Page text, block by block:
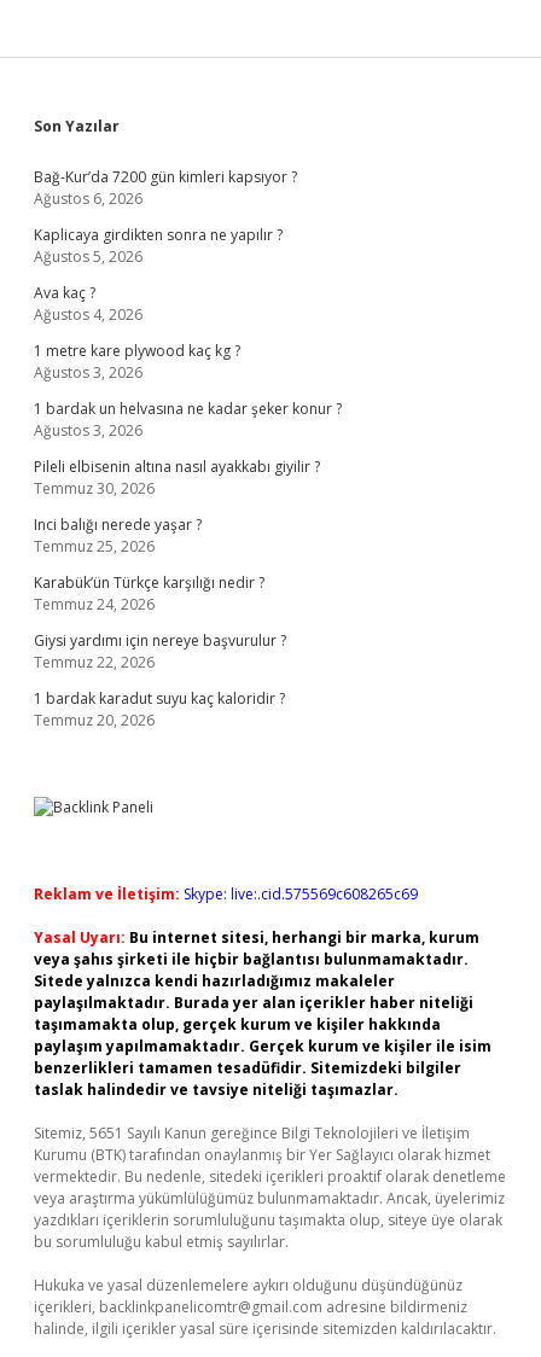
Sidebar
Son Yazılar
Bağ-Kur’da 7200 gün kimleri kapsıyor ?
Ağustos 6, 2026
Kaplicaya girdikten sonra ne yapılır ?
Ağustos 5, 2026
Ava kaç ?
Ağustos 4, 2026
1 metre kare plywood kaç kg ?
Ağustos 3, 2026
1 bardak un helvasına ne kadar şeker konur ?
Ağustos 3, 2026
Pileli elbisenin altına nasıl ayakkabı giyilir ?
Temmuz 30, 2026
Inci balığı nerede yaşar ?
Temmuz 25, 2026
Karabük’ün Türkçe karşılığı nedir ?
Temmuz 24, 2026
Giysi yardımı için nereye başvurulur ?
Temmuz 22, 2026
1 bardak karadut suyu kaç kaloridir ?
Temmuz 20, 2026
Reklam ve İletişim: Skype: live:.cid.575569c608265c69
Yasal Uyarı: Bu internet sitesi, herhangi bir marka, kurum
veya şahıs şirketi ile hiçbir bağlantısı bulunmamaktadır.
Sitede yalnızca kendi hazırladığımız makaleler
paylaşılmaktadır. Burada yer alan içerikler haber niteliği
taşımamakta olup, gerçek kurum ve kişiler hakkında
paylaşım yapılmamaktadır. Gerçek kurum ve kişiler ile isim
benzerlikleri tamamen tesadüfidir. Sitemizdeki bilgiler
taslak halindedir ve tavsiye niteliği taşımazlar.
Sitemiz, 5651 Sayılı Kanun gereğince Bilgi Teknolojileri ve İletişim
Kurumu (BTK) tarafından onaylanmış bir Yer Sağlayıcı olarak hizmet
vermektedir. Bu nedenle, sitedeki içerikleri proaktif olarak denetleme
veya araştırma yükümlülüğümüz bulunmamaktadır. Ancak, üyelerimiz
yazdıkları içeriklerin sorumluluğunu taşımakta olup, siteye üye olarak
bu sorumluluğu kabul etmiş sayılırlar.
Hukuka ve yasal düzenlemelere aykırı olduğunu düşündüğünüz
içerikleri, backlinkpanelicomtr@gmail.com adresine bildirmeniz
halinde, ilgili içerikler yasal süre içerisinde sitemizden kaldırılacaktır.